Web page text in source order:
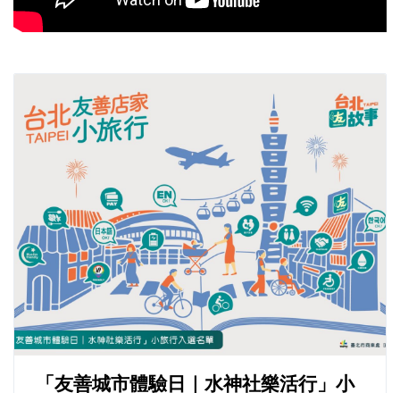
「友善城市體驗日｜水神社樂活行」小